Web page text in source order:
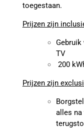
toegestaan.
Prijzen zijn
Gebruik
TV
200
Prijzen zijn
alles na